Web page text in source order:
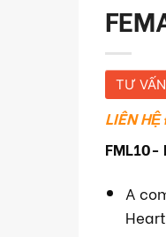
TƯ
LIÊN
FML10-
A